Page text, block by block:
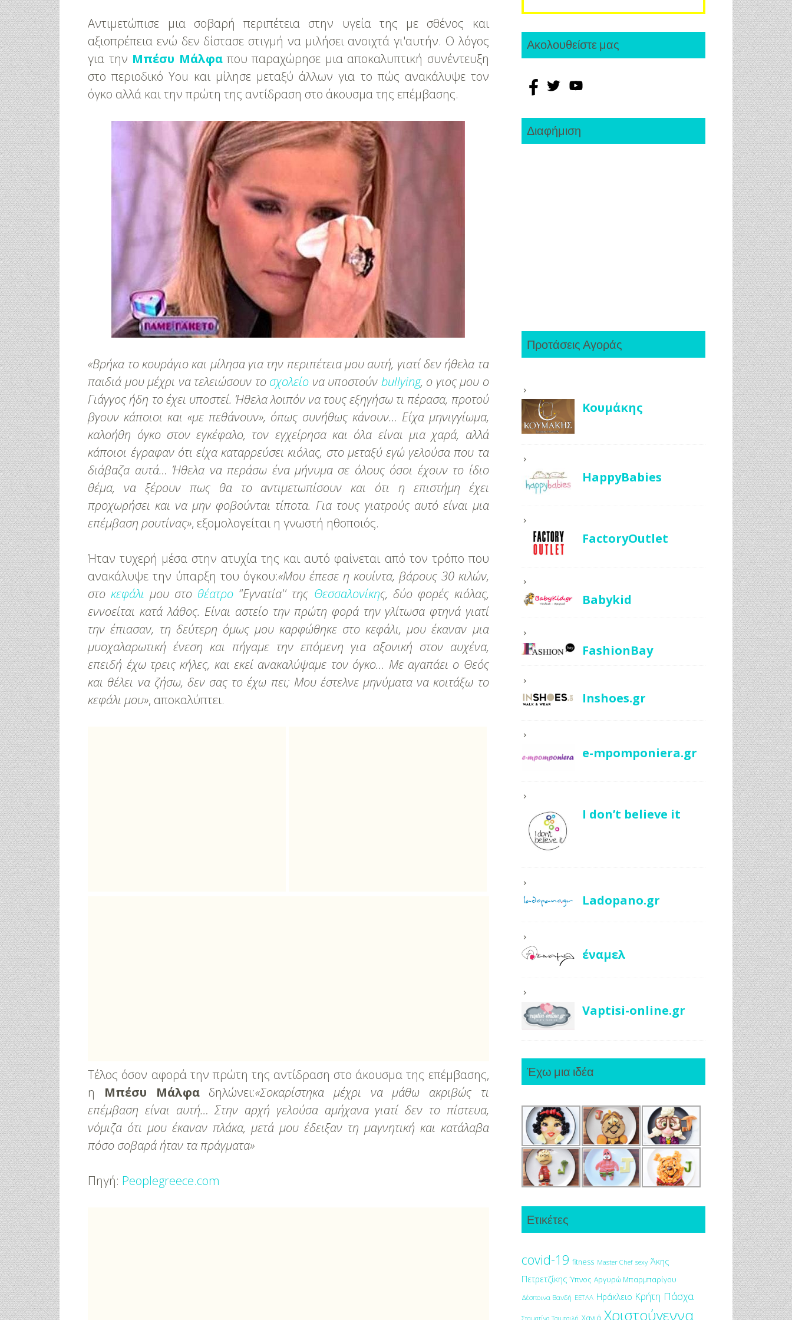
Αντιμετώπισε μια σοβαρή περιπέτεια στην υγεία της με σθένος και
αξιοπρέπεια ενώ δεν δίστασε στιγμή να μιλήσει ανοιχτά γι'αυτήν. Ο λόγος
για την Μπέσυ Μάλφαπου παραχώρησε μια αποκαλυπτική συνέντευξη
στο περιοδικό You και μίλησε μεταξύ άλλων για το πώς ανακάλυψε τον
όγκο αλλά και την πρώτη της αντίδραση στο άκουσμα της επέμβασης.
«Βρήκα το κουράγιο και μίλησα για την περιπέτεια μου αυτή, γιατί δεν ήθελα τα
παιδιά μου μέχρι να τελειώσουν το σχολείο να υποστούν bullying, ο γιος μου ο
Γιάγγος ήδη το έχει υποστεί. Ήθελα λοιπόν να τους εξηγήσω τι πέρασα, προτού
βγουν κάποιοι και «με πεθάνουν», όπως συνήθως κάνουν… Είχα μηνιγγίωμα,
καλοήθη όγκο στον εγκέφαλο, τον εγχείρησα και όλα είναι μια χαρά, αλλά
κάποιοι έγραφαν ότι είχα καταρρεύσει κιόλας, στο μεταξύ εγώ γελούσα που τα
διάβαζα αυτά… Ήθελα να περάσω ένα μήνυμα σε όλους όσοι έχουν το ίδιο
θέμα, να ξέρουν πως θα το αντιμετωπίσουν και ότι η επιστήμη έχει
προχωρήσει και να μην φοβούνται τίποτα. Για τους γιατρούς αυτό είναι μια
επέμβαση ρουτίνας», εξομολογείται η γνωστή ηθοποιός.
Ήταν τυχερή μέσα στην ατυχία της και αυτό φαίνεται από τον τρόπο που
ανακάλυψε την ύπαρξη του όγκου:«Μου έπεσε η κουίντα, βάρους 30 κιλών,
στοκεφάλι μου στο θέατρο ‘'Εγνατία'' της Θεσσαλονίκης, δύο φορές κιόλας,
εννοείται κατά λάθος. Είναι αστείο την πρώτη φορά την γλίτωσα φτηνά γιατί
την έπιασαν, τη δεύτερη όμως μου καρφώθηκε στο κεφάλι, μου έκαναν μια
μυοχαλαρωτική ένεση και πήγαμε την επόμενη για αξονική στον αυχένα,
επειδή έχω τρεις κήλες, και εκεί ανακαλύψαμε τον όγκο… Με αγαπάει ο Θεός
και θέλει να ζήσω, δεν σας το έχω πει; Μου έστελνε μηνύματα να κοιτάξω το
κεφάλι μου», αποκαλύπτει.
Τέλος όσον αφορά την πρώτη της αντίδραση στο άκουσμα της επέμβασης,
η Μπέσυ Μάλφαδηλώνει:«Σοκαρίστηκα μέχρι να μάθω ακριβώς τι
επέμβαση είναι αυτή… Στην αρχή γελούσα αμήχανα γιατί δεν το πίστευα,
νόμιζα ότι μου έκαναν πλάκα, μετά μου έδειξαν τη μαγνητική και κατάλαβα
πόσο σοβαρά ήταν τα πράγματα»
Πηγή: Peoplegreece.com
Ακολουθείστε μας
Διαφήμιση
Προτάσεις Αγοράς
Κουμάκης
HappyBabies
FactoryOutlet
Babykid
FashionBay
Inshoes.gr
e-mpomponiera.gr
I don’t believe it
Ladopano.gr
έναμελ
Vaptisi-online.gr
Έχω μια ιδέα
Ετικέτες
covid-19 fitness Master Chef sexy Άκης
Πετρετζίκης Ύπνος Αργυρώ Μπαρμπαρίγου
Δέσποινα Βανδή ΕΕΤΑΑ Ηράκλειο Κρήτη Πάσχα
Σταματίνα Τσιμτσιλή Χανιά Χριστούγεννα